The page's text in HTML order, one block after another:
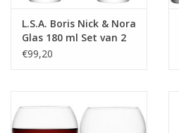
L.S.A. Boris Nick & Nora
Glas 180 ml Set van 2
Stuks
€99,20